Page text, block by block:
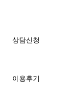
상담신청
이용후기